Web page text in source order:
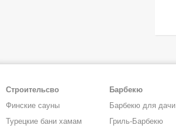
Строительсво
Финские сауны
Турецкие бани хамам
Барбекю
Барбекю для дачи
Гриль-Барбекю